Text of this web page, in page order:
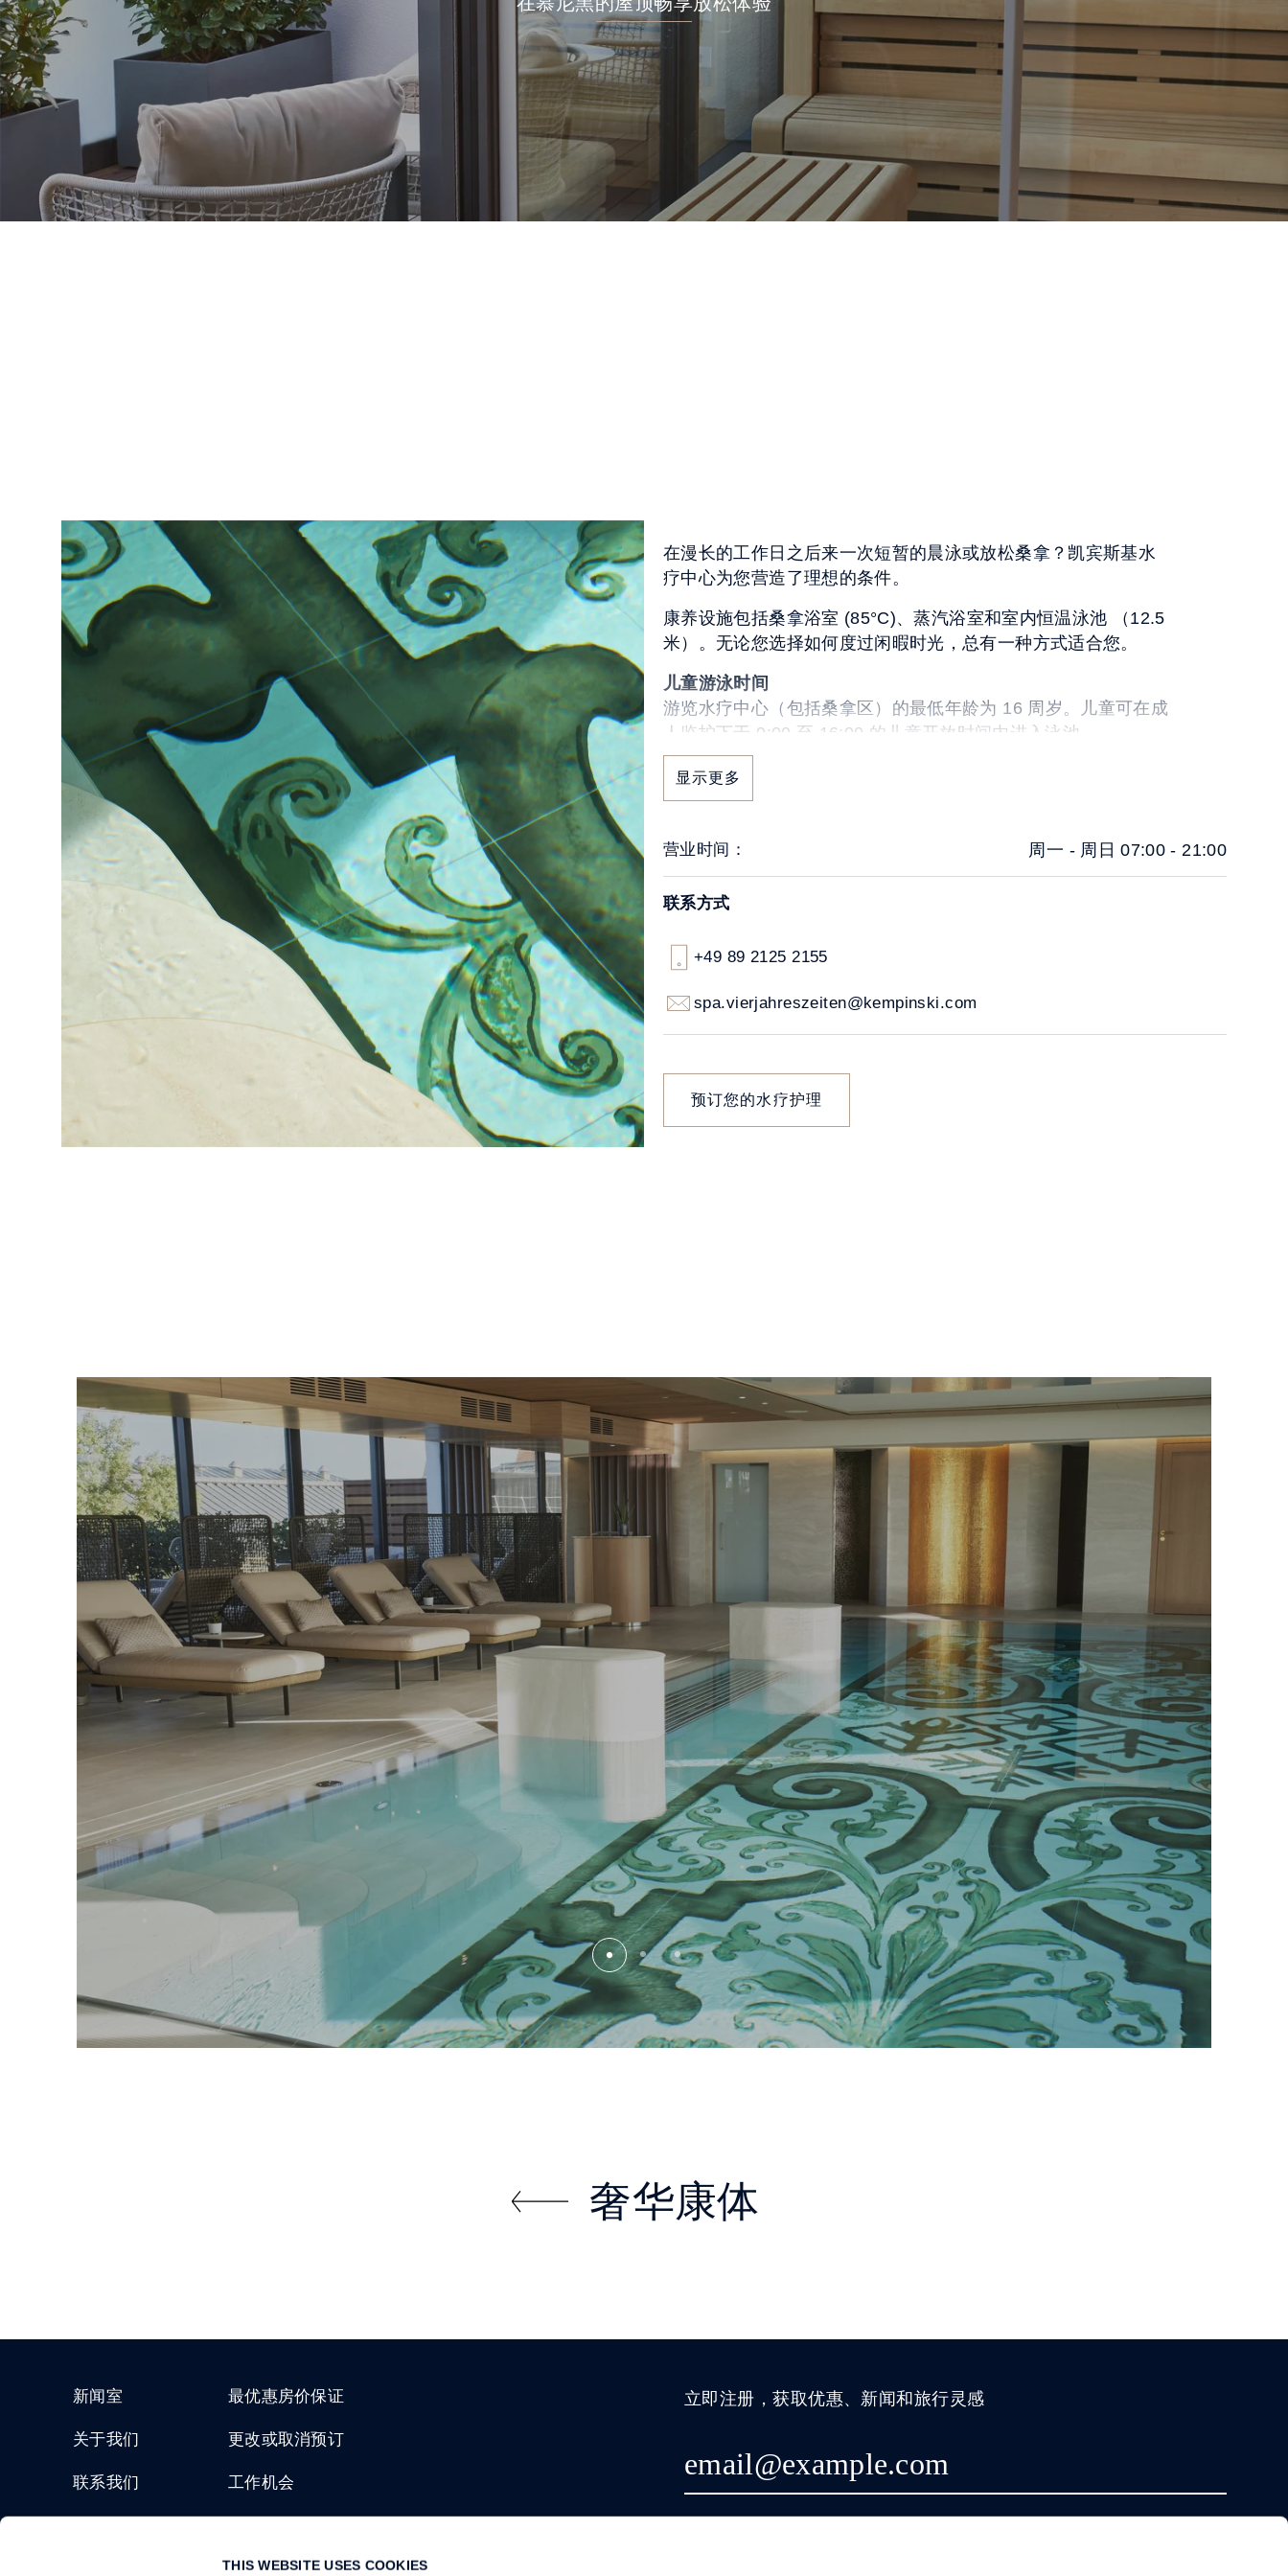
THIS WEBSITE USES COOKIES
在漫长的工作日之后来一次短暂的晨泳或放松桑拿？凯宾斯基水
疗中心为您营造了理想的条件。
康养设施包括桑拿浴室 (85°C)、蒸汽浴室和室内恒温泳池 （12.5
米）。无论您选择如何度过闲暇时光，总有一种方式适合您。
儿童游泳时间
游览水疗中心（包括桑拿区）的最低年龄为 16 周岁。儿童可在成
人监护下于 9:00 至 16:00 的儿童开放时间内进入泳池。
显示更多
营业时间： 周一 - 周日 07:00 - 21:00
联系方式
+49 89 2125 2155
spa.vierjahreszeiten@kempinski.com
预订您的水疗护理
奢华康体
新闻室
关于我们
联系我们
最优惠房价保证
更改或取消预订
工作机会
立即注册，获取优惠、新闻和旅行灵感